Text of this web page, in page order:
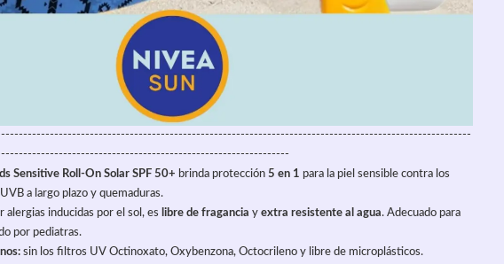
Sensitive Roll-On Solar SPF 50+ brinda protección 5 en 1 para la piel sensible contra los
a largo plazo y quemaduras.
alergias inducidas por el sol, es libre de fragancia y extra resistente al agua. Adecuado para
por pediatras.
sin los filtros UV Octinoxato, Oxybenzona, Octocrileno y libre de microplásticos.